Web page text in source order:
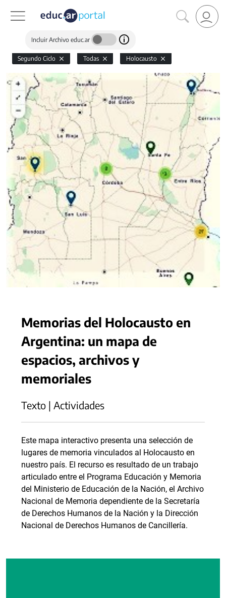
Incluir Archivo educ.ar
Segundo Ciclo Todas Holocausto
Memorias del Holocausto en
Argentina: un mapa de
espacios, archivos y
memoriales
Texto | Actividades
Este mapa interactivo presenta una selección de
lugares de memoria vinculados al Holocausto en
nuestro país. El recurso es resultado de un trabajo
articulado entre el Programa Educación y Memoria
del Ministerio de Educación de la Nación, el Archivo
Nacional de Memoria dependiente de la Secretaría
de Derechos Humanos de la Nación y la Dirección
Nacional de Derechos Humanos de Cancillería.